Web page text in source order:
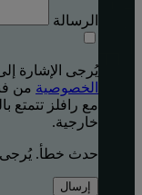
الرسالة
يُرجى الإشارة
الخصوصية من
مع رافلز تتمتع
خارجية.
حدث خطأ. يُرجى
إرسال